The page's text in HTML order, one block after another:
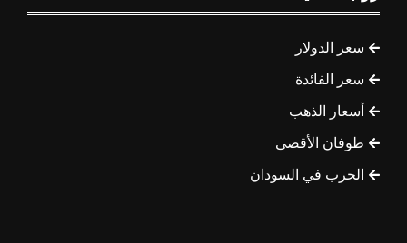
سعر الدولار
سعر الفائدة
أسعار الذهب
طوفان الأقصى
الحرب في السودان